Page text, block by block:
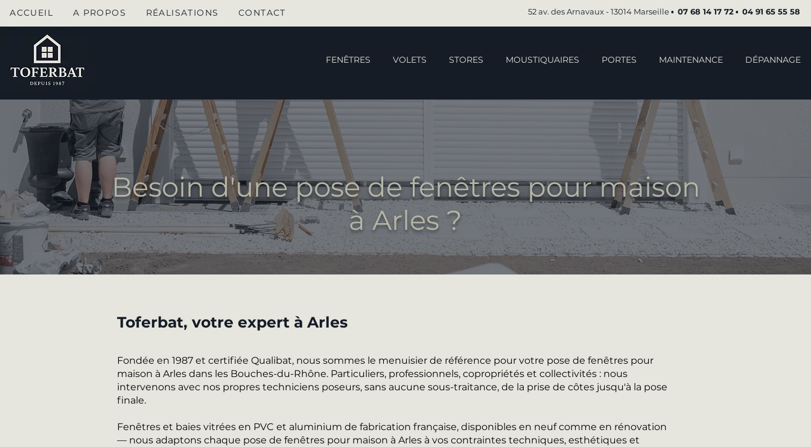
ACCUEIL A PROPOS RÉALISATIONS CONTACT 52 av. des Arnavaux - 13014 Marseille ▪︎ 07 68 14 17 72▪︎ 04 91 65 55 58
FENÊTRES VOLETS STORES MOUSTIQUAIRES PORTES MAINTENANCE DÉPANNAGE
Besoin d'une pose de fenêtres pour maison
à Arles ?
Toferbat, votre expert à Arles
Fondée en 1987 et certifiée Qualibat, nous sommes le menuisier de référence pour votre pose de fenêtres pour
maison à Arles dans les Bouches-du-Rhône. Particuliers, professionnels, copropriétés et collectivités : nous
intervenons avec nos propres techniciens poseurs, sans aucune sous-traitance, de la prise de côtes jusqu'à la pose
finale.
Fenêtres et baies vitrées en PVC et aluminium de fabrication française, disponibles en neuf comme en rénovation
— nous adaptons chaque pose de fenêtres pour maison à Arles à vos contraintes techniques, esthétiques et